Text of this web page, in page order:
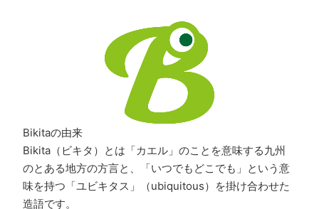
Bikitaの由来
Bikita（ビキタ）とは「カエル」のことを意味する九州
のとある地方の方言と、「いつでもどこでも」という意
味を持つ「ユビキタス」（ubiquitous）を掛け合わせた
造語です。